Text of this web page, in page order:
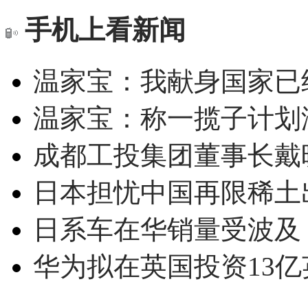
手机上看新闻
温家宝：我献身国家
温家宝：称一揽子计
成都工投集团董事长
日本担忧中国再限稀
日系车在华销量受波
华为拟在英国投资13